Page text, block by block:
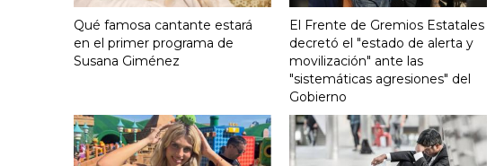
Qué famosa cantante estará
en el primer programa de
Susana Giménez
El Frente de Gremios Estatales
decretó el "estado de alerta y
movilización" ante las
"sistemáticas agresiones" del
Gobierno